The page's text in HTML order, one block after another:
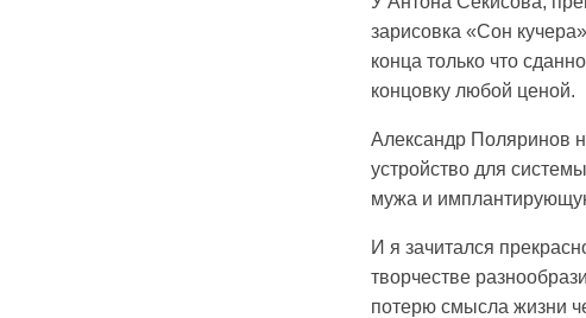
зарисовка «Сон
конца только что
концовку любой ценой.
Александр Поляринов
устройство для
мужа и
И я зачитался
творчестве
потерю смысла жизни